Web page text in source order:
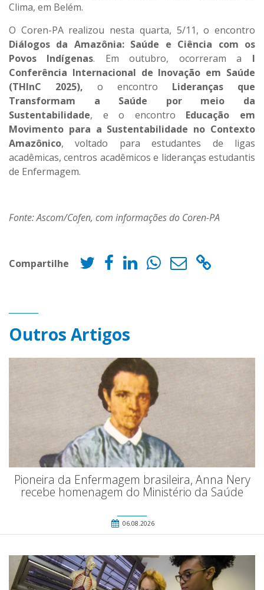
Clima, em Belém.
O Coren-PA realizou nesta quarta, 5/11, o encontro
Diálogos da Amazônia: Saúde e Ciência com os
Povos Indígenas. Em outubro, ocorreram a I
Conferência Internacional de Inovação em Saúde
(THInC 2025), o encontro Lideranças que
Transformam a Saúde por meio da
Sustentabilidade, e o encontro Educação em
Movimento para a Sustentabilidade no Contexto
Amazônico, voltado para estudantes de ligas
acadêmicas, centros acadêmicos e lideranças estudantis
de Enfermagem.
Fonte: Ascom/Cofen, com informações do Coren-PA
Compartilhe
Outros Artigos
Pioneira da Enfermagem brasileira, Anna Nery
recebe homenagem do Ministério da Saúde
06.08.2026